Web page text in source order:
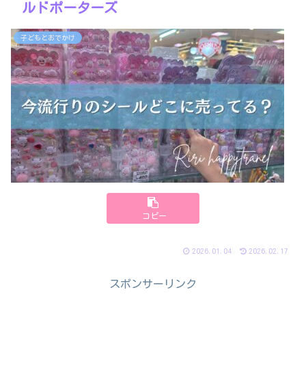
ルドポーターズ
子どもとおでかけ
コピー
2026.01.04 2026.02.17
スポンサーリンク